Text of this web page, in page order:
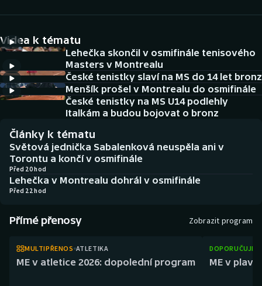
Cyklistika
DALŠÍ SPORTY
Americký fotbal
Baseball a softbal
Basketbal
Biatlon
Boby a skeleton
Box
NEPŘEHLÉDNĚTE
Soutěže
Historické návraty
Aplikace ČT sport
AZ kvíz
Videa k tématu
Lehečka skončil v osmifinále tenisového
Masters v Montrealu
České tenistky slaví na MS do 14 let bronz
Menšík prošel v Montrealu do osmifinále
České tenistky na MS U14 podlehly
Italkám a budou bojovat o bronz
Články k tématu
Světová jednička Sabalenková neuspěla ani v
Torontu a končí v osmifinále
Před 20 hod
Lehečka v Montrealu dohrál v osmifinále
Před 22 hod
Přímé přenosy Zobrazit program
MULTIPŘENOS ATLETIKA
ME v atletice 2026: dopolední program ME v